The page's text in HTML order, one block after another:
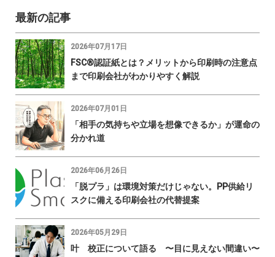
最新の記事
2026年07月17日
FSC®認証紙とは？メリットから印刷時の注意点
まで印刷会社がわかりやすく解説
2026年07月01日
「相手の気持ちや立場を想像できるか」が運命の
分かれ道
2026年06月26日
「脱プラ」は環境対策だけじゃない。PP供給リ
スクに備える印刷会社の代替提案
2026年05月29日
叶 校正について語る 〜目に見えない間違い〜